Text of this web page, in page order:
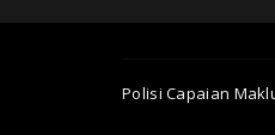
Polisi Capaian